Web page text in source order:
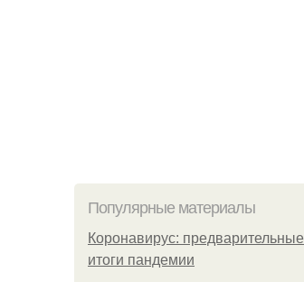
Популярные материалы
Коронавирус: предварительные
итоги пандемии